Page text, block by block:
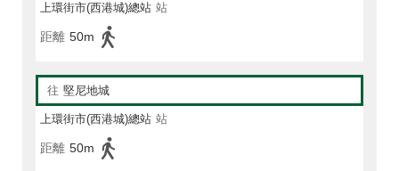
上環街市(西港城)總站 站
距離 50m
往 堅尼地城
上環街市(西港城)總站 站
距離 50m